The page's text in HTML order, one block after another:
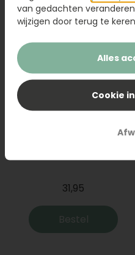
31,95
Bestel
van gedachten
wijzigen door terug te
Alles
Cookie